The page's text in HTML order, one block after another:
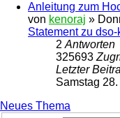
Anleitung zum
von kenoraj »
Statement zu
2Antworten
325693
Letzter
Samstag
Neues Thema